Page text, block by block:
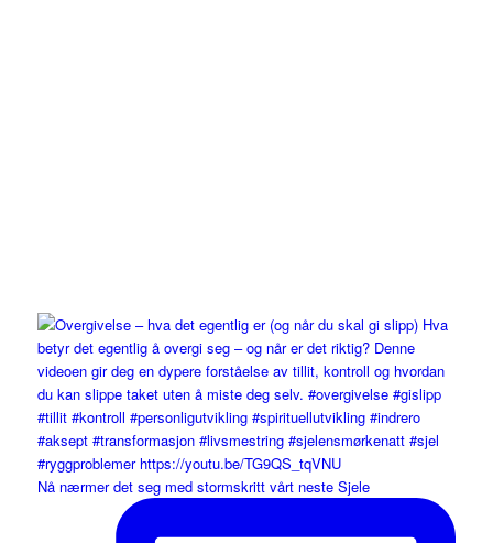
Nå nærmer det seg med stormskritt vårt neste Sjele